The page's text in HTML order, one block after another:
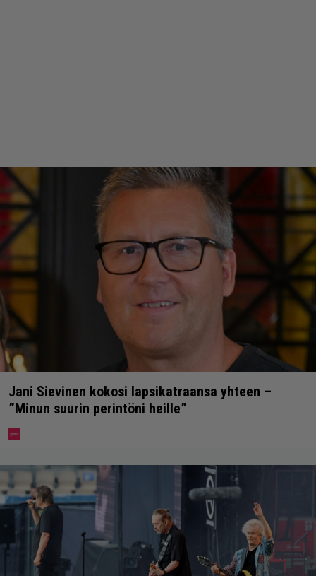
Jani Sievinen kokosi lapsikatraansa yhteen –
”Minun suurin perintöni heille”